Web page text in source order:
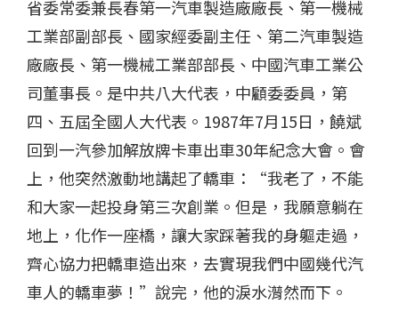
省委常委兼長春第一汽車製造廠廠長、第一機械
工業部副部長、國家經委副主任、第二汽車製造
廠廠長、第一機械工業部部長、中國汽車工業公
司董事長。是中共八大代表，中顧委委員，第
四、五屆全國人大代表。 1987年7月15日，饒斌
回到一汽參加解放牌卡車出車30年紀念大會。會
上，他突然激動地講起了轎車：“我老了，不能
和大家一起投身第三次創業。但是，我願意躺在
地上，化作一座橋，讓大家踩著我的身軀走過，
齊心協力把轎車造出來，去實現我們中國幾代汽
車人的轎車夢！”說完，他的淚水潸然而下。